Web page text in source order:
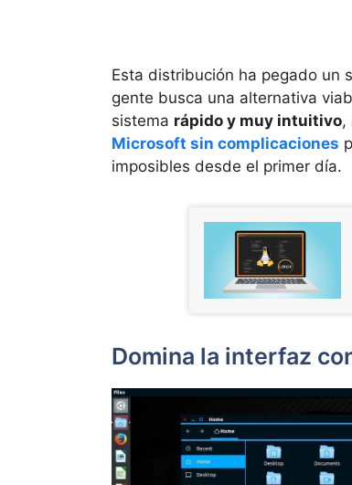
Esta distribución ha pegado un
gente busca una alternativa
sistema rápido y muy intuitivo,
Microsoft sin complicaciones
imposibles desde el primer día.
Domina la interfaz